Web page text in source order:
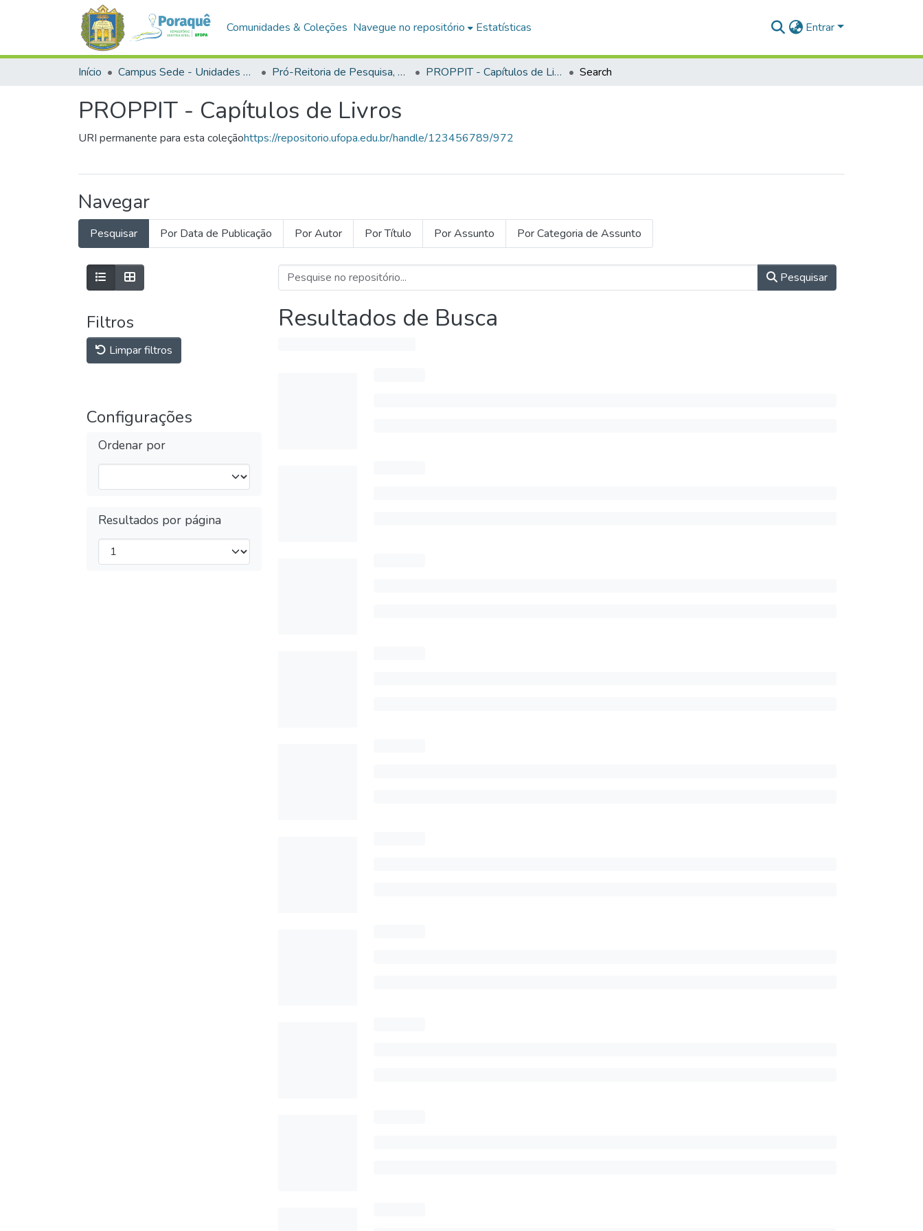
Comunidades & Coleções Navegue no repositório Estatísticas Entrar
Início Campus Sede - Unidades Administrativas Pró-Reitoria de Pesquisa, Pós-Graduação e Inovação Tecnológica PROPPIT - Capítulos de Livros Search
PROPPIT - Capítulos de Livros
URI permanente para esta coleçãohttps://repositorio.ufopa.edu.br/handle/123456789/972
Navegar
Pesquisar Por Data de Publicação Por Autor Por Título Por Assunto Por Categoria de Assunto
Filtros
Limpar filtros
Configurações
Ordenar por
Resultados por página
Pesquisar
Resultados de Busca